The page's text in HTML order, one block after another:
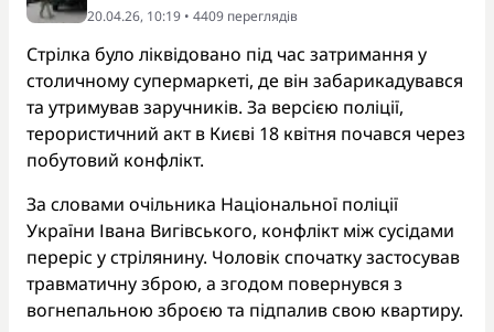
20.04.26, 10:19 • 4409 переглядiв
Стрілка було ліквідовано під час затримання у
столичному супермаркеті, де він забарикадувався
та утримував заручників. За версією поліції,
терористичний акт в Києві 18 квітня почався через
побутовий конфлікт.
За словами очільника Національної поліції
України Івана Вигівського, конфлікт між сусідами
переріс у стрілянину. Чоловік спочатку застосував
травматичну зброю, а згодом повернувся з
вогнепальною зброєю та підпалив свою квартиру.